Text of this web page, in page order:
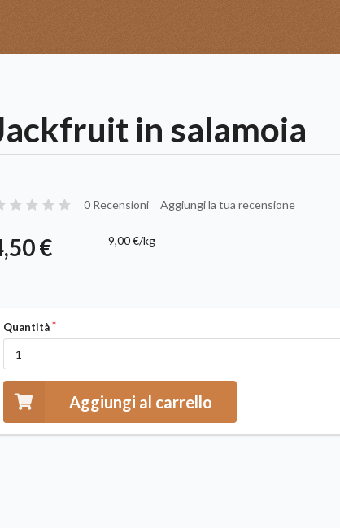
in salamoia
0 Recensioni Aggiungi la tua recensione
€ 9,00 €/kg
Quantità
Aggiungi al carrello